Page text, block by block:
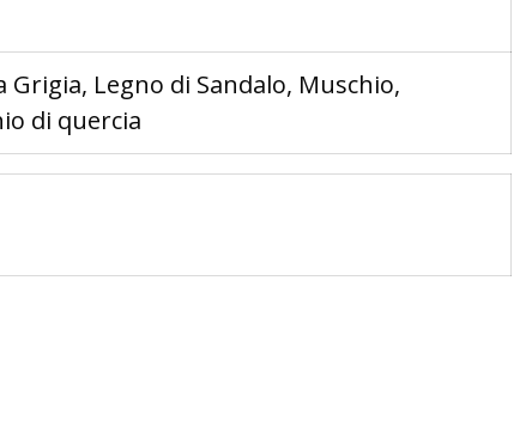
Grigia, Legno di Sandalo, Muschio,
di quercia